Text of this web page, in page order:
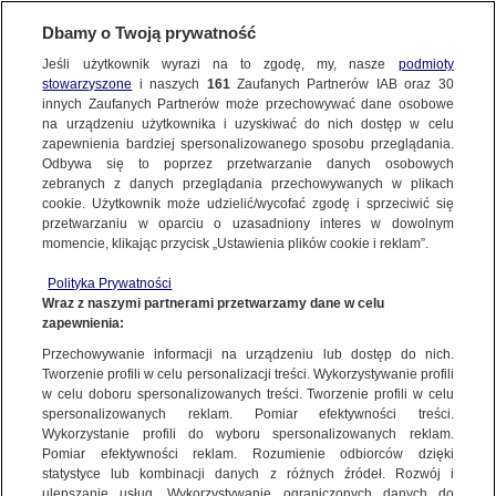
NAJNOWSZE
FAKTY
TVN24 GO
POLSKA
ŚWIAT
miasta:
WARSZAWA
WARSZAWA
PREMIUM
Dzień dobry!
Jedno konto do wszystkich usług
ZALOGUJ SIĘ
Wyniki PKW Wiadomości Wyniki sondażowe
Dbamy o Twoją prywatność
Jeśli użytkownik wyrazi na to zgodę, my, nasze podmioty
stowarzyszone i naszych 161Zaufanych Partnerów IAB oraz 30
innych Zaufanych Partnerów może przechowywać dane osobowe
na urządzeniu użytkownika i uzyskiwać do nich dostęp w celu
zapewnienia bardziej spersonalizowanego sposobu przeglądania.
Odbywa się to poprzez przetwarzanie danych osobowych
zebranych z danych przeglądania przechowywanych w plikach
cookie. Użytkownik może udzielić/wycofać zgodę i sprzeciwić się
przetwarzaniu w oparciu o uzasadniony interes w dowolnym
momencie, klikając przycisk „Ustawienia plików cookie i reklam”.
Polityka Prywatności
Wraz z naszymi partnerami przetwarzamy dane w celu
zapewnienia:
Przechowywanie informacji na urządzeniu lub dostęp do nich.
Tworzenie profili w celu personalizacji treści. Wykorzystywanie profili
w celu doboru spersonalizowanych treści. Tworzenie profili w celu
spersonalizowanych reklam. Pomiar efektywności treści.
Wykorzystanie profili do wyboru spersonalizowanych reklam.
Pomiar efektywności reklam. Rozumienie odbiorców dzięki
statystyce lub kombinacji danych z różnych źródeł. Rozwój i